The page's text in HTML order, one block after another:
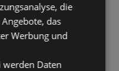
die
das
Werbung und
werden Daten